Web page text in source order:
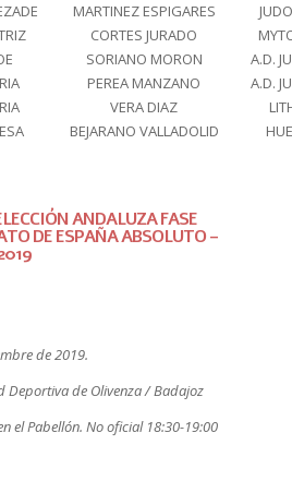
MARTINEZ ESPIGARES
CORTES JURADO
SORIANO MORON
A.D.
PEREA MANZANO
A.D.
VERA DIAZ
BEJARANO VALLADOLID
ANDALUZA FASE
DE ESPAÑA ABSOLUTO –
de 2019.
Deportiva de Olivenza / Badajoz
el Pabellón. No oficial 18:30-19:00